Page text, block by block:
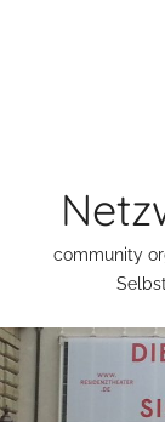
community